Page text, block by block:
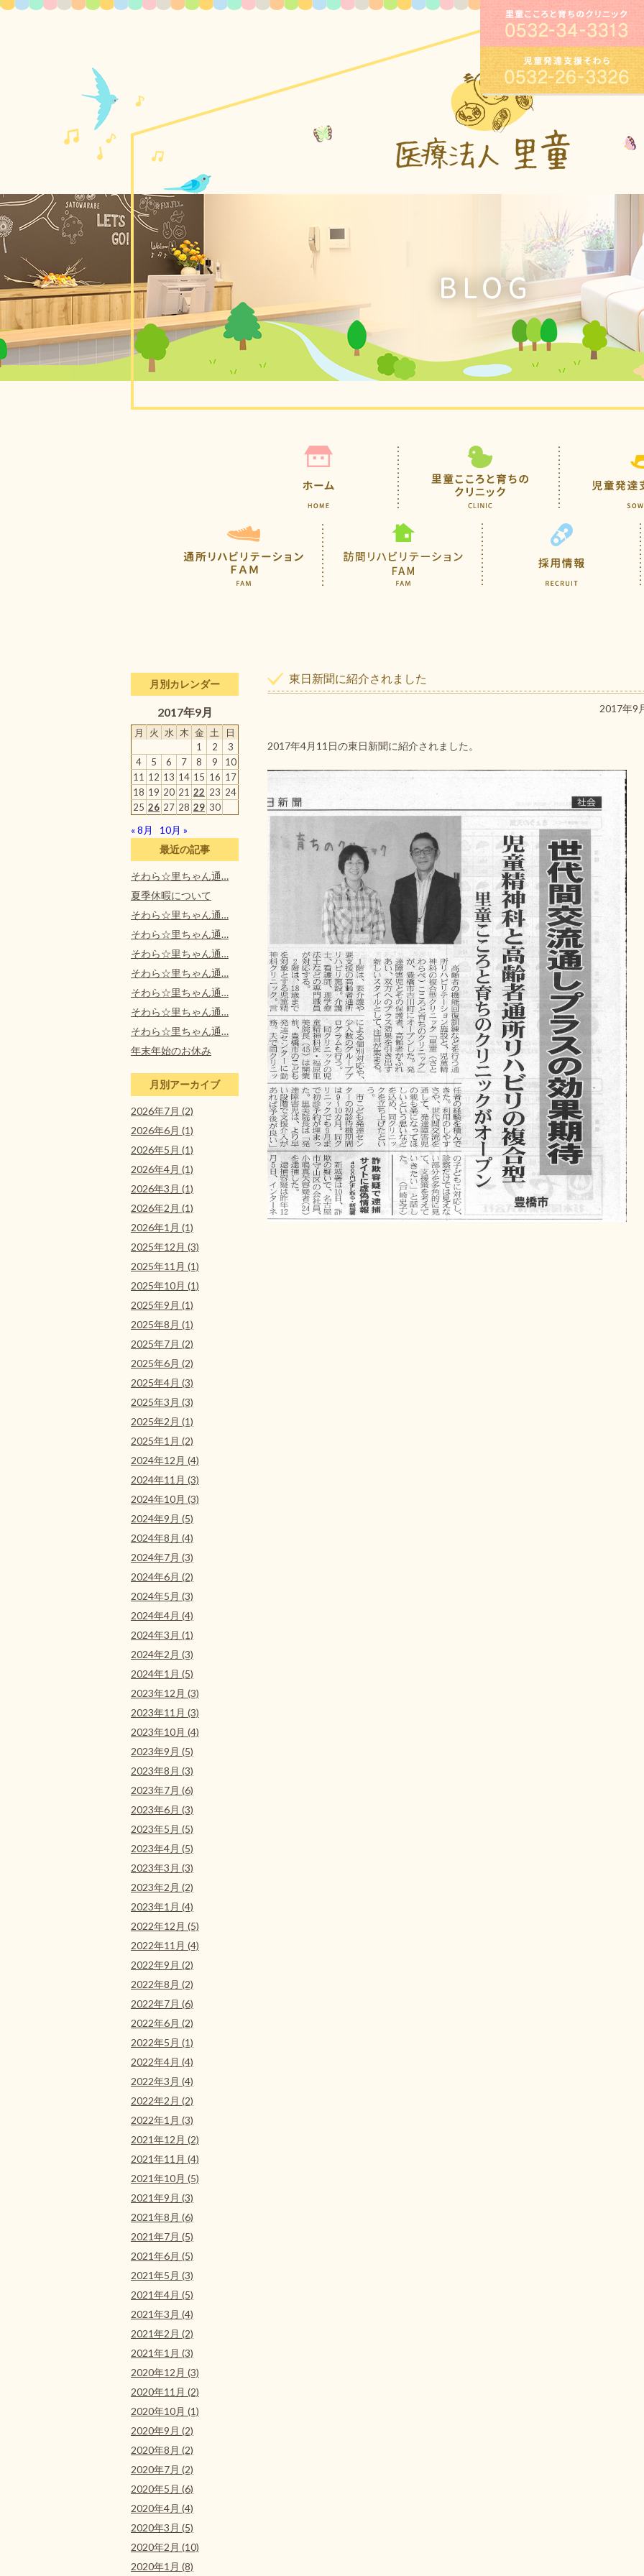
東日新聞に紹介されました
2017年9
2017年4月11日の東日新聞に紹介されました。
月別カレンダー
2017年9月
月 火 水 木 金 土
日
1
2
3
4
5 6 7 8 9
10
11 12 13 14 15 16 17
18 19 20 21 22 23 24
25 26 27 28 29 30
« 8月
10月 »
最近の記事
そわら☆里ちゃん通…
夏季休暇について
そわら☆里ちゃん通…
そわら☆里ちゃん通…
そわら☆里ちゃん通…
そわら☆里ちゃん通…
そわら☆里ちゃん通…
そわら☆里ちゃん通…
そわら☆里ちゃん通…
年末年始のお休み
月別アーカイブ
2026年7月 (2)
2026年6月 (1)
2026年5月 (1)
2026年4月 (1)
2026年3月 (1)
2026年2月 (1)
2026年1月 (1)
2025年12月 (3)
2025年11月 (1)
2025年10月 (1)
2025年9月 (1)
2025年8月 (1)
2025年7月 (2)
2025年6月 (2)
2025年4月 (3)
2025年3月 (3)
2025年2月 (1)
2025年1月 (2)
2024年12月 (4)
2024年11月 (3)
2024年10月 (3)
2024年9月 (5)
2024年8月 (4)
2024年7月 (3)
2024年6月 (2)
2024年5月 (3)
2024年4月 (4)
2024年3月 (1)
2024年2月 (3)
2024年1月 (5)
2023年12月 (3)
2023年11月 (3)
2023年10月 (4)
2023年9月 (5)
2023年8月 (3)
2023年7月 (6)
2023年6月 (3)
2023年5月 (5)
2023年4月 (5)
2023年3月 (3)
2023年2月 (2)
2023年1月 (4)
2022年12月 (5)
2022年11月 (4)
2022年9月 (2)
2022年8月 (2)
2022年7月 (6)
2022年6月 (2)
2022年5月 (1)
2022年4月 (4)
2022年3月 (4)
2022年2月 (2)
2022年1月 (3)
2021年12月 (2)
2021年11月 (4)
2021年10月 (5)
2021年9月 (3)
2021年8月 (6)
2021年7月 (5)
2021年6月 (5)
2021年5月 (3)
2021年4月 (5)
2021年3月 (4)
2021年2月 (2)
2021年1月 (3)
2020年12月 (3)
2020年11月 (2)
2020年10月 (1)
2020年9月 (2)
2020年8月 (2)
2020年7月 (2)
2020年5月 (6)
2020年4月 (4)
2020年3月 (5)
2020年2月 (10)
2020年1月 (8)